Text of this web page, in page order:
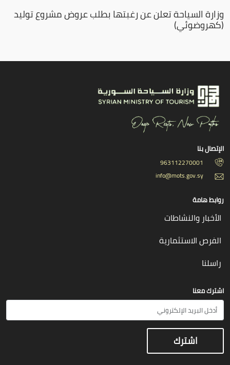
وزارة السياحة تعلن عن رغبتها بطلب عروض مشروع توليد
(كهروضوئي)
الإتصال بنا
963112270001
info@mots.gov.sy
روابط هامة
الأخبار والنشاطات
الفرص الاستثمارية
راسلنا
اشترك معنا